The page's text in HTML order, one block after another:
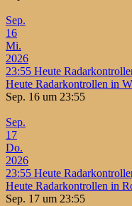
Sep.
16
Mi.
2026
23:55 Heute
Heute Radarkontrollen in
Sep. 16 um 23:55
Sep.
17
Do.
2026
23:55 Heute
Heute Radarkontrollen in
Sep. 17 um 23:55